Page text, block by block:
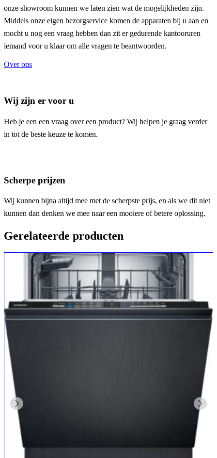
onze showroom kunnen we laten zien wat de mogelijkheden zijn.
Middels onze eigen bezorgservice komen de apparaten bij u aan en
mocht u nog een vraag hebben dan zit er gedurende kantooruren
iemand voor u klaar om alle vragen te beantwoorden.
Over ons
Wij zijn er voor u
Heb je een een vraag over een product? Wij helpen je graag verder
in tot de beste keuze te komen.
Scherpe prijzen
Wij kunnen bijna altijd mee met de scherpste prijs, en als we dit niet
kunnen dan denken we mee naar een mooiere of betere oplossing.
Gerelateerde producten